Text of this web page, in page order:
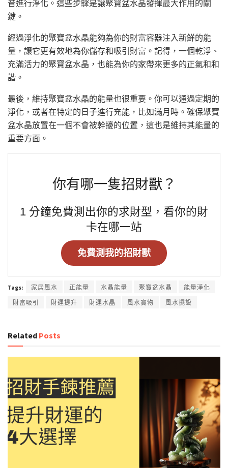
音進行淨化。這些步驟是讓聚寶盆水晶發揮最大作用的關
鍵。
經過淨化的聚寶盆水晶能夠為你的財富容器注入新鮮的能
量，讓它更有效地為你儲存和吸引財富。記得，一個乾淨、
充滿活力的聚寶盆水晶，也能為你的家帶來更多的正氣和和
諧。
最後，維持聚寶盆水晶的能量也很重要。你可以通過定期的
淨化，或者在特定的日子進行充能，比如滿月時。確保聚寶
盆水晶放置在一個不會被幹擾的位置，這也是維持其能量的
重要方面。
你有哪一隻招財獸？
1 分鐘免費測出你的求財型，看你的財
卡在哪一站
免費測我的招財獸
Tags: 家居風水 正能量 水晶能量 聚寶盆水晶
能量淨化
財富吸引
財運提升 財運水晶 風水寶物 風水擺設
Related Posts